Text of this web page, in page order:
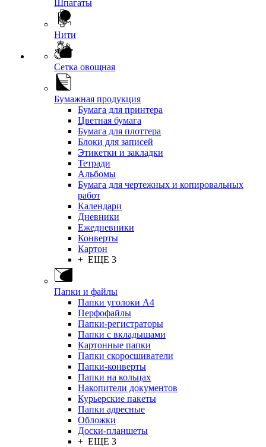
Шпагаты
Нити
Сетка овощная
Бумажная продукция
Бумага для принтера
Цветная бумага
Бумага для плоттера
Блоки для записей
Этикетки и закладки
Тетради
Альбомы
Бумага для чертежных и копировальных
работ
Календари
Дневники
Ежедневники
Конверты
Картон
+ ЕЩЕ 3
Папки и файлы
Папки уголоки А4
Перфофайлы
Папки-регистраторы
Папки с вкладышами
Картонные папки
Папки скоросшиватели
Папки-конверты
Папки на кольцах
Накопители документов
Курьерские пакеты
Папки адресные
Обложки
Доски-планшеты
+ ЕЩЕ 3